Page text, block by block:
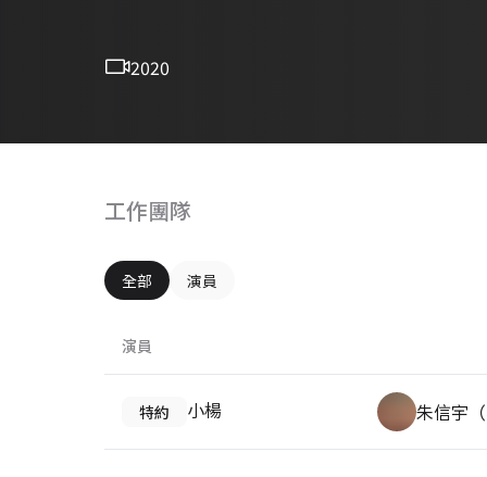
2020
工作團隊
全部 演員
演員
特約 小楊 朱信宇